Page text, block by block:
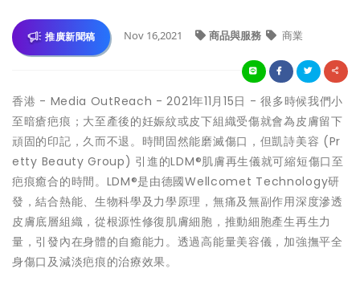
推廣新聞稿 Nov 16,2021 商品與服務 商業
香港 - Media OutReach - 2021年11月15日 - 很多時候我們小
至暗瘡疤痕；大至產後的妊娠紋或皮下組織受傷就會為皮膚留下
頑固的印記，久而不退。時間固然能磨滅傷口，但凱詩美容 (Pr
etty Beauty Group) 引進的LDM®肌膚再生儀就可縮短傷口至
疤痕癒合的時間。LDM®是由德國Wellcomet Technology研
發，結合熱能、生物科學及力學原理，無痛及無副作用深度滲透
皮膚底層組織，從根源性修復肌膚細胞，推動細胞產生再生力
量，引發內在身體的自癒能力。透過高能量美容儀，加強撫平全
身傷口及減淡疤痕的治療效果。